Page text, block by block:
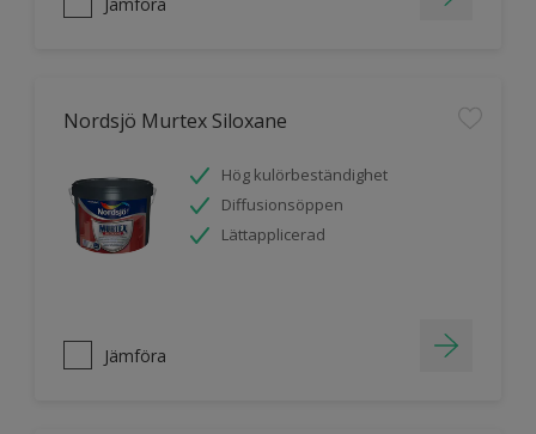
Nordsjö Murtex Siloxane
Hög kulörbeständighet
Diffusionsöppen
Lättapplicerad
Jämföra